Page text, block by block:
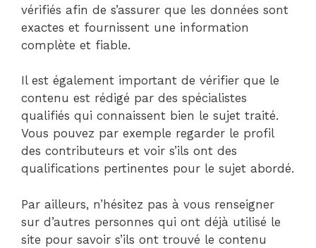
vérifiés afin de s’assurer que les données sont
exactes et fournissent une information
complète et fiable.
Il est également important de vérifier que le
contenu est rédigé par des spécialistes
qualifiés qui connaissent bien le sujet traité.
Vous pouvez par exemple regarder le profil
des contributeurs et voir s’ils ont des
qualifications pertinentes pour le sujet abordé.
Par ailleurs, n’hésitez pas à vous renseigner
sur d’autres personnes qui ont déjà utilisé le
site pour savoir s’ils ont trouvé le contenu